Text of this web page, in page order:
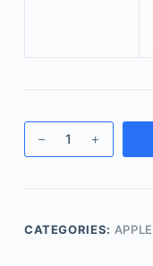
CATEGORIES: APPLE